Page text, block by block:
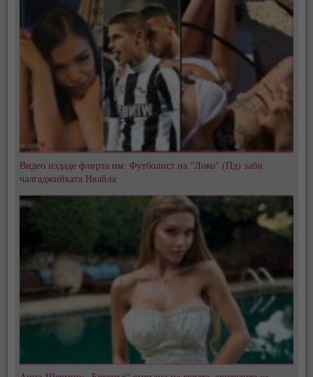
Видео издаде флирта им: Футболист на "Локо" (Пд) заби
чалгаджийката Ивайла